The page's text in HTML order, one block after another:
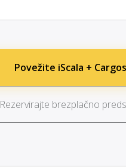
Povežite iScala +
Rezervirajte brezplačno